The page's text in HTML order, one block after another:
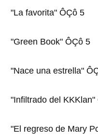
"La favorita" ÔÇô 5
"Green Book" ÔÇô 5
"Nace una estrella"
"Infiltrado del KKKlan"
"El regreso de Mary